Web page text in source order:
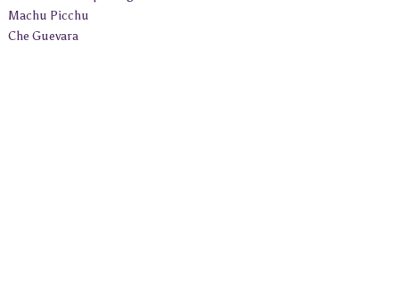
Machu Picchu
Che Guevara